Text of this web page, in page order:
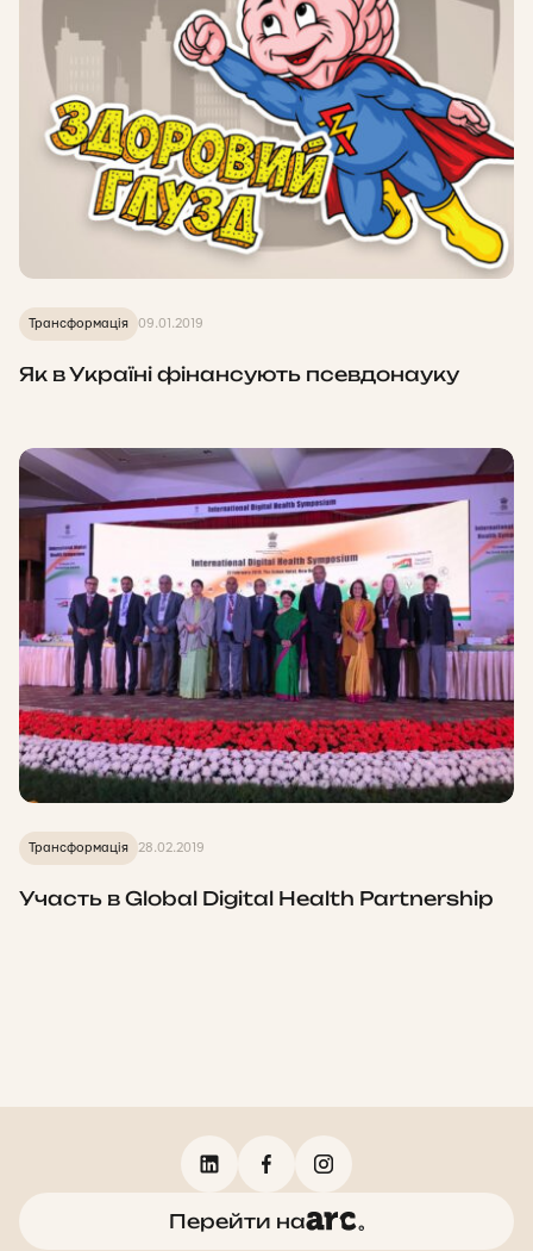
Трансформація 09.01.2019
Як в Україні фінансують псевдонауку
Трансформація 28.02.2019
Участь в Global Digital Health Partnership
Перейти на